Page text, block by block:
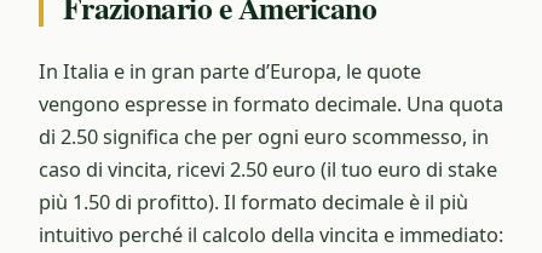
In Italia e in gran parte d’Europa, le quote
vengono espresse in formato decimale. Una quota
di 2.50 significa che per ogni euro scommesso, in
caso di vincita, ricevi 2.50 euro (il tuo euro di stake
più 1.50 di profitto). Il formato decimale è il più
intuitivo perché il calcolo della vincita e immediato: